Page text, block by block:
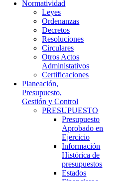
Normatividad
Leyes
Ordenanzas
Decretos
Resoluciones
Circulares
Otros Actos
Administativos
Certificaciones
Planeación,
Presupuesto,
Gestión y Control
PRESUPUESTO
Presupuesto
Aprobado en
Ejercicio
Información
Histórica de
presupuestos
Estados